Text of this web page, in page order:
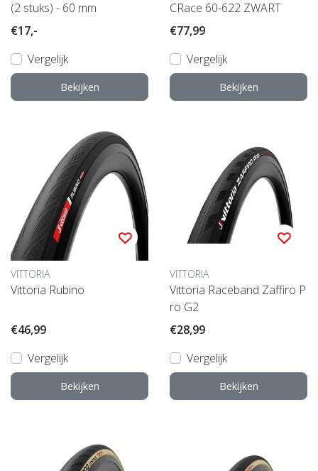
(2 stuks) - 60 mm
€17,-
Vergelijk
Bekijken
CRace 60-622 ZWART
€77,99
Vergelijk
Bekijken
VITTORIA
Vittoria Rubino
€46,99
Vergelijk
Bekijken
VITTORIA
Vittoria Raceband Zaffiro P
ro G2
€28,99
Vergelijk
Bekijken